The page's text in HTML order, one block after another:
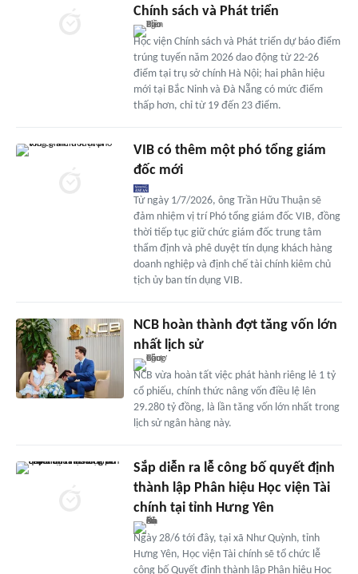
Chính sách và Phát triển
Học viện Chính sách và Phát triển dự báo điểm
trúng tuyển năm 2026 dao động từ 22-26
điểm tại trụ sở chính Hà Nội; hai phân hiệu
mới tại Bắc Ninh và Đà Nẵng có mức điểm
thấp hơn, chỉ từ 19 đến 23 điểm.
VIB có thêm một phó tổng giám
đốc mới
Từ ngày 1/7/2026, ông Trần Hữu Thuận sẽ
đảm nhiệm vị trí Phó tổng giám đốc VIB, đồng
thời tiếp tục giữ chức giám đốc trung tâm
thẩm định và phê duyệt tín dụng khách hàng
doanh nghiệp và định chế tài chính kiêm chủ
tịch ủy ban tín dụng VIB.
NCB hoàn thành đợt tăng vốn lớn
nhất lịch sử
NCB vừa hoàn tất việc phát hành riêng lẻ 1 tỷ
cổ phiếu, chính thức nâng vốn điều lệ lên
29.280 tỷ đồng, là lần tăng vốn lớn nhất trong
lịch sử ngân hàng này.
Sắp diễn ra lễ công bố quyết định
thành lập Phân hiệu Học viện Tài
chính tại tỉnh Hưng Yên
Ngày 28/6 tới đây, tại xã Như Quỳnh, tỉnh
Hưng Yên, Học viện Tài chính sẽ tổ chức lễ
công bố Quyết định thành lập Phân hiệu Học